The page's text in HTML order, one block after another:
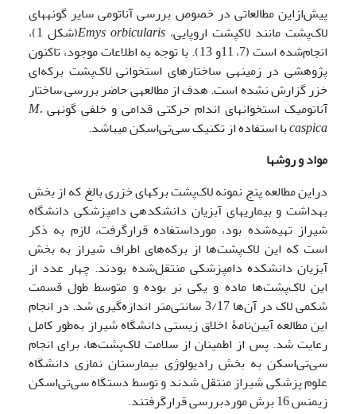
پیش‌ازاین مطالعاتی در خصوص بررسی آناتومی سایر گونه­های
لاک‌پشت­ مانند لاک­پشت اروپایی، Emys orbicularis
(شکل 1)،
انجام‌شده است (7، 11و 13). با توجه به اطلاعات موجود، تاکنون
پژوهشی در زمینه­ی ساختارهای استخوانی لاک‌پشت برکه‌ای
خزر گزارش نشده است. هدف از مطالعه­ی حاضر بررسی ساختار
آناتومیک استخوان­های اندام حرکتی قدامی و خلفی گونه­ی M.
caspicaبا استفاده از تکنیک سی‌تی‌اسکن می­باشد.
مواد و روشها
دراین مطالعه پنج نمونه لاک‌پشت برکه­ای خزری بالغ که از بخش
بهداشت و بیماری­های آبزیان دانشکده­ی دامپزشکی دانشگاه
شیراز تهیه‌شده بود، مورداستفاده قرارگرفت، لازم به ذکر
است که این لاک‌پشت‌ها از برکه‌های اطراف شیراز به بخش
آبزیان دانشکده دامپزشکی منتقل‌شده بودند. چهار عدد از
این لاک‌پشت‌ها ماده و یکی نر بوده و متوسط طول قسمت
شکمی لاک در آن‌ها 3/17 سانتی‌متر اندازه‌گیری شد. در انجام
این مطالعه آیین‌نامۀ اخلاق زیستی دانشگاه شیراز به‌طور کامل
رعایت شد. پس از اطمینان از سلامت لاک‌پشت‌ها، برای انجام
سی‌تی‌اسکن به بخش رادیولوژی بیمارستان نمازی دانشگاه
علوم پزشکی شیراز منتقل شدند و توسط دستگاه سی‌تی‌اسکن
زیمنس 16 برش موردبررسی قرارگرفتند.